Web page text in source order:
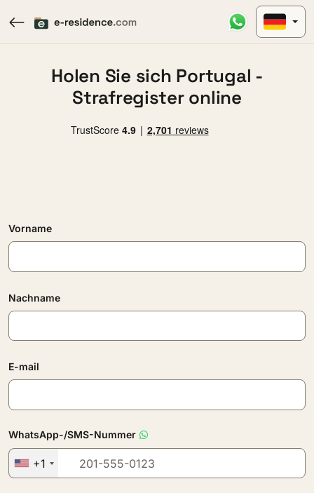
Holen Sie sich Portugal -
Strafregister online
Vorname
Nachname
E-mail
WhatsApp-/SMS-Nummer
+1